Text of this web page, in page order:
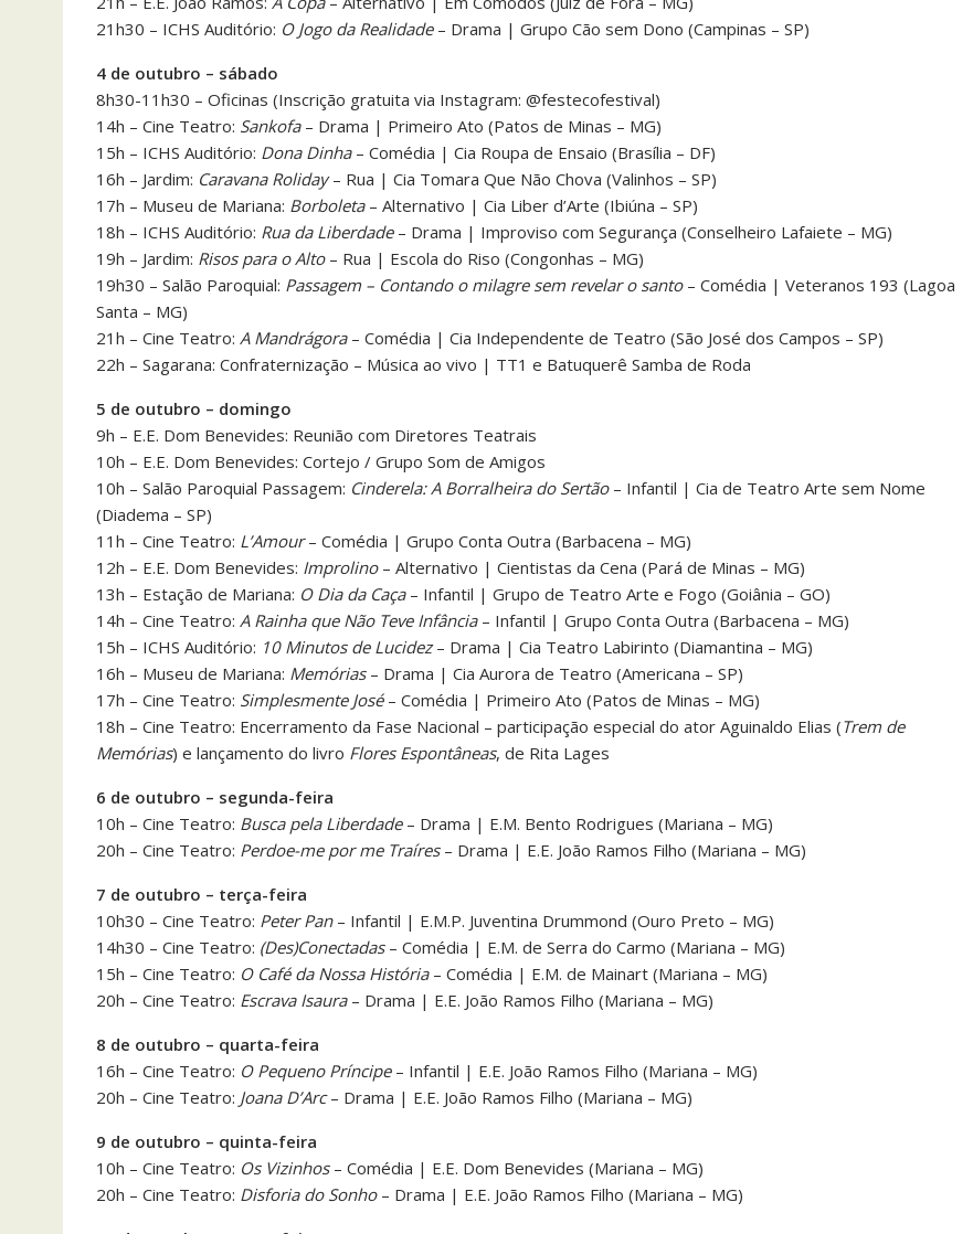
21h30 – ICHS Auditório: O Jogo da Realidade– Drama | Grupo Cão sem Dono (Campinas – SP)
4 de outubro – sábado
8h30-11h30 – Oficinas (Inscrição gratuita via Instagram: @festecofestival)
14h – Cine Teatro: Sankofa– Drama | Primeiro Ato (Patos de Minas – MG)
15h – ICHS Auditório: Dona Dinha– Comédia | Cia Roupa de Ensaio (Brasília – DF)
16h – Jardim: Caravana Roliday– Rua | Cia Tomara Que Não Chova (Valinhos – SP)
17h – Museu de Mariana: Borboleta– Alternativo | Cia Liber d’Arte (Ibiúna – SP)
18h – ICHS Auditório: Rua da Liberdade– Drama | Improviso com Segurança (Conselheiro Lafaiete – MG)
19h – Jardim: Risos para o Alto– Rua | Escola do Riso (Congonhas – MG)
19h30 – Salão Paroquial: Passagem – Contando o milagre sem revelar o santo– Comédia | Veteranos 193 (Lagoa
Santa – MG)
21h – Cine Teatro: A Mandrágora– Comédia | Cia Independente de Teatro (São José dos Campos – SP)
22h – Sagarana: Confraternização – Música ao vivo | TT1 e Batuquerê Samba de Roda
5 de outubro – domingo
9h – E.E. Dom Benevides: Reunião com Diretores Teatrais
10h – E.E. Dom Benevides: Cortejo / Grupo Som de Amigos
10h – Salão Paroquial Passagem: Cinderela: A Borralheira do Sertão– Infantil | Cia de Teatro Arte sem Nome
(Diadema – SP)
11h – Cine Teatro: L’Amour– Comédia | Grupo Conta Outra (Barbacena – MG)
12h – E.E. Dom Benevides: Improlino– Alternativo | Cientistas da Cena (Pará de Minas – MG)
13h – Estação de Mariana: O Dia da Caça– Infantil | Grupo de Teatro Arte e Fogo (Goiânia – GO)
14h – Cine Teatro: A Rainha que Não Teve Infância– Infantil | Grupo Conta Outra (Barbacena – MG)
15h – ICHS Auditório: 10 Minutos de Lucidez– Drama | Cia Teatro Labirinto (Diamantina – MG)
16h – Museu de Mariana: Memórias– Drama | Cia Aurora de Teatro (Americana – SP)
17h – Cine Teatro: Simplesmente José– Comédia | Primeiro Ato (Patos de Minas – MG)
18h – Cine Teatro: Encerramento da Fase Nacional – participação especial do ator Aguinaldo Elias (Trem de
Memórias) e lançamento do livro Flores Espontâneas, de Rita Lages
6 de outubro – segunda-feira
10h – Cine Teatro: Busca pela Liberdade– Drama | E.M. Bento Rodrigues (Mariana – MG)
20h – Cine Teatro: Perdoe-me por me Traíres– Drama | E.E. João Ramos Filho (Mariana – MG)
7 de outubro – terça-feira
10h30 – Cine Teatro: Peter Pan– Infantil | E.M.P. Juventina Drummond (Ouro Preto – MG)
14h30 – Cine Teatro: (Des)Conectadas– Comédia | E.M. de Serra do Carmo (Mariana – MG)
15h – Cine Teatro: O Café da Nossa História– Comédia | E.M. de Mainart (Mariana – MG)
20h – Cine Teatro: Escrava Isaura– Drama | E.E. João Ramos Filho (Mariana – MG)
8 de outubro – quarta-feira
16h – Cine Teatro: O Pequeno Príncipe– Infantil | E.E. João Ramos Filho (Mariana – MG)
20h – Cine Teatro: Joana D’Arc– Drama | E.E. João Ramos Filho (Mariana – MG)
9 de outubro – quinta-feira
10h – Cine Teatro: Os Vizinhos– Comédia | E.E. Dom Benevides (Mariana – MG)
20h – Cine Teatro: Disforia do Sonho– Drama | E.E. João Ramos Filho (Mariana – MG)